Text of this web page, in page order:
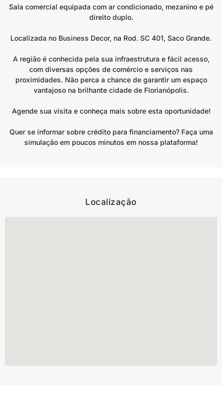
Sala comercial equipada com ar condicionado, mezanino e pé
direito duplo.
Localizada no Business Decor, na Rod. SC 401, Saco Grande.
A região é conhecida pela sua infraestrutura e fácil acesso,
com diversas opções de comércio e serviços nas
proximidades. Não perca a chance de garantir um espaço
vantajoso na brilhante cidade de Florianópolis.
Agende sua visita e conheça mais sobre esta oportunidade!
Quer se informar sobre crédito para financiamento? Faça uma
simulação em poucos minutos em nossa plataforma!
Localização